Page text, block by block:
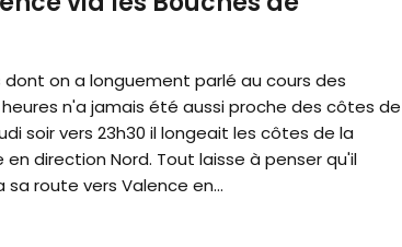
dont on a longuement parlé au cours des
n'a jamais été aussi proche des côtes de
soir vers 23h30 il longeait les côtes de la
en direction Nord. Tout laisse à penser qu'il
sa route vers Valence en...